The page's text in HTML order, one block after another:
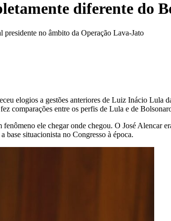
diferente do
no âmbito da Operação Lava-Jato
elogios a gestões anteriores de Luiz Inácio Lula
comparações entre os perfis de Lula e de
ele chegar onde chegou. O José
base situacionista no Congresso à época.